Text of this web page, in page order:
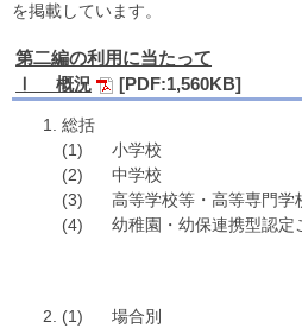
を掲載しています。
第二編の利用に当たって
Ⅰ 概況
[PDF:1,560KB]
総括
小学校
中学校
高等学校等・高等専門学
幼稚園・幼保連携型認定
場合別